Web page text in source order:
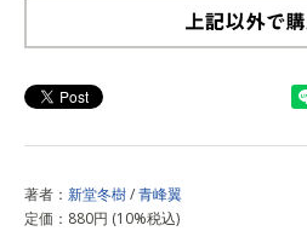
著者： 新堂冬樹/青峰翼
定価：880円 (10%税込)